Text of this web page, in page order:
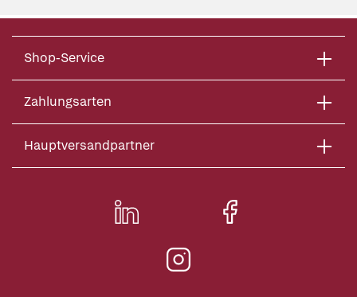
Shop-Service
Zahlungsarten
Hauptversandpartner